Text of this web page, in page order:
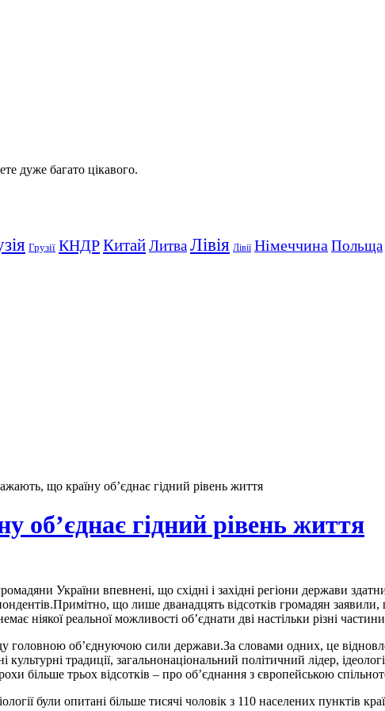
дуже багато цікавого.
Грузії КНДРКитайЛитваЛівія Лівії Німеччина Польща
що країну об’єднає гідний рівень життя
об’єднає гідний рівень життя
України впевнені, що східні і західні регіони держави
що лише дванадцять відсотків громадян
ніякої реальної можливості об’єднати дві настільки різні
головною об’єднуючою сили держави.За словами одних, це
традиції, загальнонаціональний політичний лідер,
більше трьох відсотків – про об’єднання з європейською
були опитані більше тисячі чоловік з 110 населених пунктів